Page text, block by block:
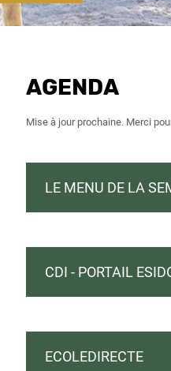
AGENDA
Mise à jour prochaine. Merci
LE MENU DE LA
CDI - PORTAIL
ECOLEDIRECTE